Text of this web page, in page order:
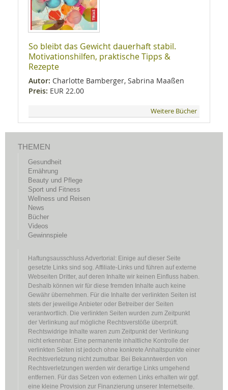
So bleibt das Gewicht dauerhaft stabil.
Motivationshilfen, praktische Tipps &
Rezepte
Autor: Charlotte Bamberger, Sabrina Maaßen
Preis: EUR 22.00
Weitere Bücher
THEMEN
Gesundheit
Ernährung
Beauty und Pflege
Sport und Fitness
Wellness und Reisen
News
Bücher
Videos
Gewinnspiele
Haftungsausschluss Advertorial: Einige auf dieser Seite
gesetzte Links sind sog. Affiliate-Links und führen auf externe
Webseiten Dritter, auf deren Inhalte wir keinen Einfluss haben.
Deshalb können wir für diese fremden Inhalte auch keine
Gewähr übernehmen. Für die Inhalte der verlinkten Seiten ist
stets der jeweilige Anbieter oder Betreiber der Seiten
verantwortlich. Die verlinkten Seiten wurden zum Zeitpunkt
der Verlinkung auf mögliche Rechtsverstöße überprüft.
Rechtswidrige Inhalte waren zum Zeitpunkt der Verlinkung
nicht erkennbar. Eine permanente inhaltliche Kontrolle der
verlinkten Seiten ist jedoch ohne konkrete Anhaltspunkte einer
Rechtsverletzung nicht zumutbar. Bei Bekanntwerden von
Rechtsverletzungen werden wir derartige Links umgehend
entfernen. Für das Setzen von externen Links erhalten wir ggf.
eine kleine Provision zur Finanzierung unserer Internetseite.